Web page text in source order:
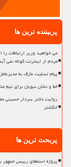
پربیننده ترین ها
می خواهید وزیر ارتباطات را
مردم از اینترنت کوتاه نمی
پیام تسلیت عارف به
خط و نشان نبویان برای تیم
روایت دختر سردار حسینی
انگشتر
پربحث ترین ها
پروژه استعفای رییس جمهور